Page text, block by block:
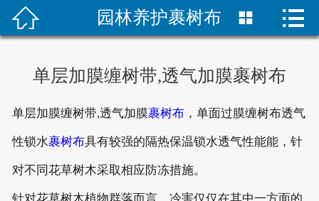
 首页
 园林养护裹树布  
单层加膜缠树带,透气加膜裹树布
单层加膜缠树带,透气加膜裹树布，单面过膜缠树布透气
性锁水裹树布具有较强的隔热保温锁水透气性能能，针
对不同花草树木采取相应防冻措施。